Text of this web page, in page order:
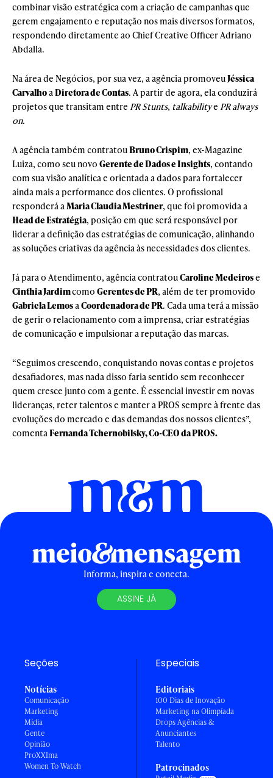
combinar visão estratégica com a criação de campanhas que
gerem engajamento e reputação nos mais diversos formatos,
respondendo diretamente ao Chief Creative Officer Adriano
Abdalla.
Na área de Negócios, por sua vez, a agência promoveuJéssica
CarvalhoaDiretora de Contas. A partir de agora, ela conduzirá
projetos que transitam entre PR Stunts, talkabilitye PR always
on.
A agência também contratouBruno Crispim, ex-Magazine
Luiza, como seu novo Gerente de Dados e Insights, contando
com sua visão analítica e orientada a dados para fortalecer
ainda mais a performance dos clientes. O profissional
responderá aMaria Claudia Mestriner, que foi promovida a
Head de Estratégia, posição em que será responsável por
liderar a definição das estratégias de comunicação, alinhando
as soluções criativas da agência às necessidades dos clientes.
Já para o Atendimento, agência contratouCaroline Medeirose
Cinthia Jardimcomo Gerentes de PR, além de ter promovido
Gabriela LemosaCoordenadora de PR. Cada uma terá a missão
de gerir o relacionamento com a imprensa, criar estratégias
de comunicação e impulsionar a reputação das marcas.
“Seguimos crescendo, conquistando novas contas e projetos
desafiadores, mas nada disso faria sentido sem reconhecer
quem cresce junto com a gente. É essencial investir em novas
lideranças, reter talentos e manter a PROS sempre à frente das
evoluções do mercado e das demandas dos nossos clientes”,
comentaFernanda Tchernobilsky, Co-CEO da PROS.
Informa, inspira e conecta.
ASSINE JÁ
Seções
Notícias
Comunicação
Marketing
Mídia
Gente
Opinião
ProXXIma
Women To Watch
Especiais
Editoriais
100 Dias de Inovação
Marketing na Olimpíada
Drops Agências &
Anunciantes
Talento
Patrocinados